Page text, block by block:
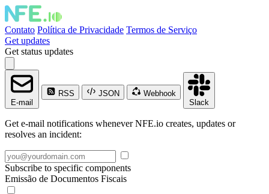
Contato Política de Privacidade Termos de Serviço
Get updates
Get status updates
E-mail
RSS JSON
Webhook
Slack
Get e-mail notifications whenever NFE.io creates, updates or
resolves an incident:
Subscribe to specific components
Emissão de Documentos Fiscais